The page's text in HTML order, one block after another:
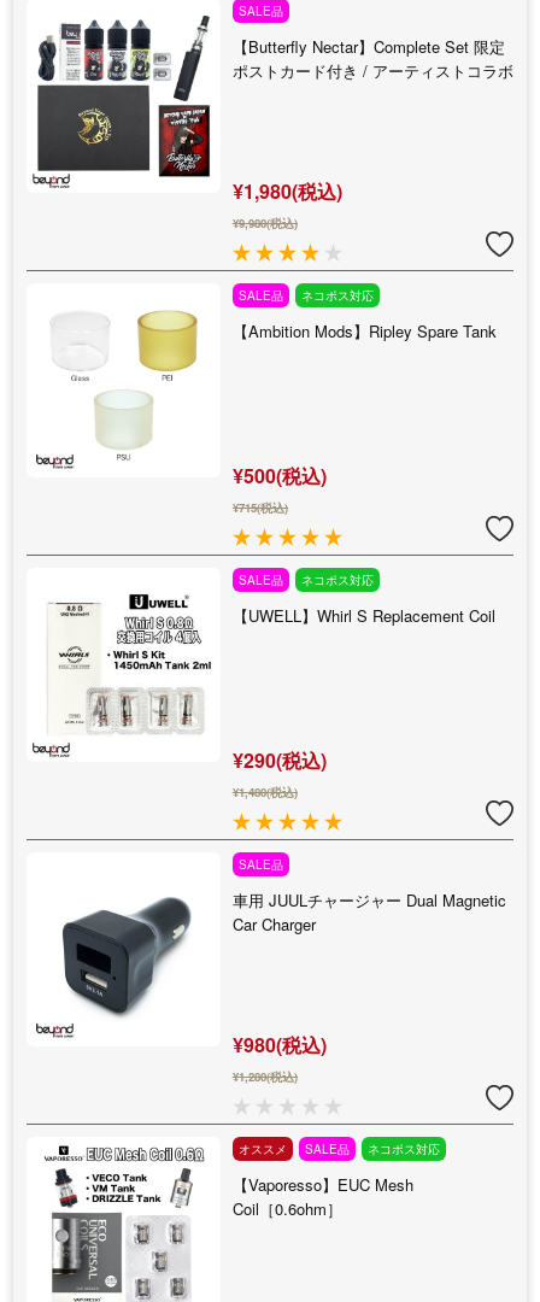
SALE品
【Butterfly Nectar】Complete Set 限定
ポストカード付き / アーティストコラボ
¥1,980(税込)
¥9,980(税込)
SALE品 ネコポス対応
【Ambition Mods】Ripley Spare Tank
¥500(税込)
¥715(税込)
SALE品 ネコポス対応
【UWELL】Whirl S Replacement Coil
¥290(税込)
¥1,480(税込)
SALE品
車用 JUULチャージャー Dual Magnetic
Car Charger
¥980(税込)
¥1,280(税込)
オススメ SALE品 ネコポス対応
【Vaporesso】EUC Mesh
Coil［0.6ohm］